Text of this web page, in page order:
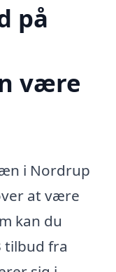
på
være
i Nordrup
at være
kan du
tilbud fra